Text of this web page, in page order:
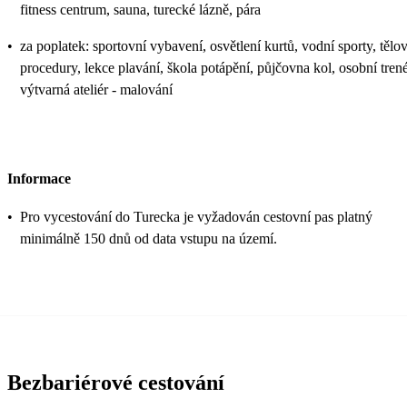
fitness centrum, sauna, turecké lázně, pára
• za poplatek: sportovní vybavení, osvětlení kurtů, vodní sporty,
procedury, lekce plavání, škola potápění, půjčovna kol, osobní
výtvarná ateliér - malování
Informace
• Pro vycestování do Turecka je vyžadován cestovní pas platný
minimálně 150 dnů od data vstupu na území.
Bezbariérové cestování